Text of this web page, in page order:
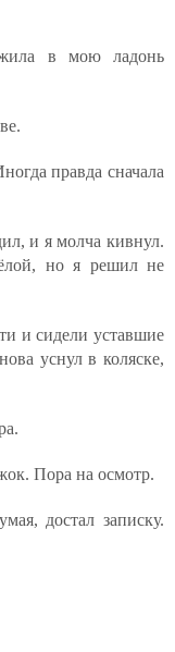
в мою ладонь
правда сначала
и я молча кивнул.
но я решил не
и сидели уставшие
уснул в коляске,
Пора на осмотр.
достал записку.